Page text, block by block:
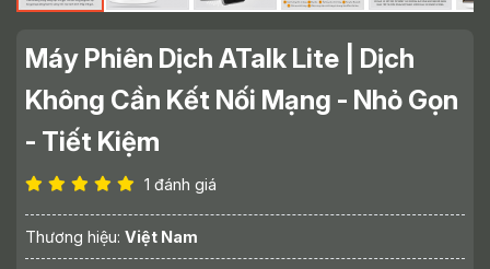
Máy Phiên Dịch ATalk Lite | Dịch
Không Cần Kết Nối Mạng - Nhỏ Gọn
- Tiết Kiệm
1 đánh giá
Thương hiệu: Việt Nam